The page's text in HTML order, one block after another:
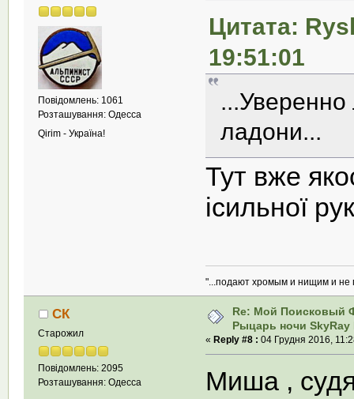
Повідомлень: 1061
Розташування: Одесса
Qirim - Україна!
Цитата:
19:51:01
ладони...
Тут вже
iсильної
"...подают хромым и нищим и не
СК
Старожил
Повідомлень: 2095
Розташування: Одесса
Re: Мой Поисковый
Рыцарь ночи SkyRay
«Reply #8 : 04 Грудня 2016,
Миша ,